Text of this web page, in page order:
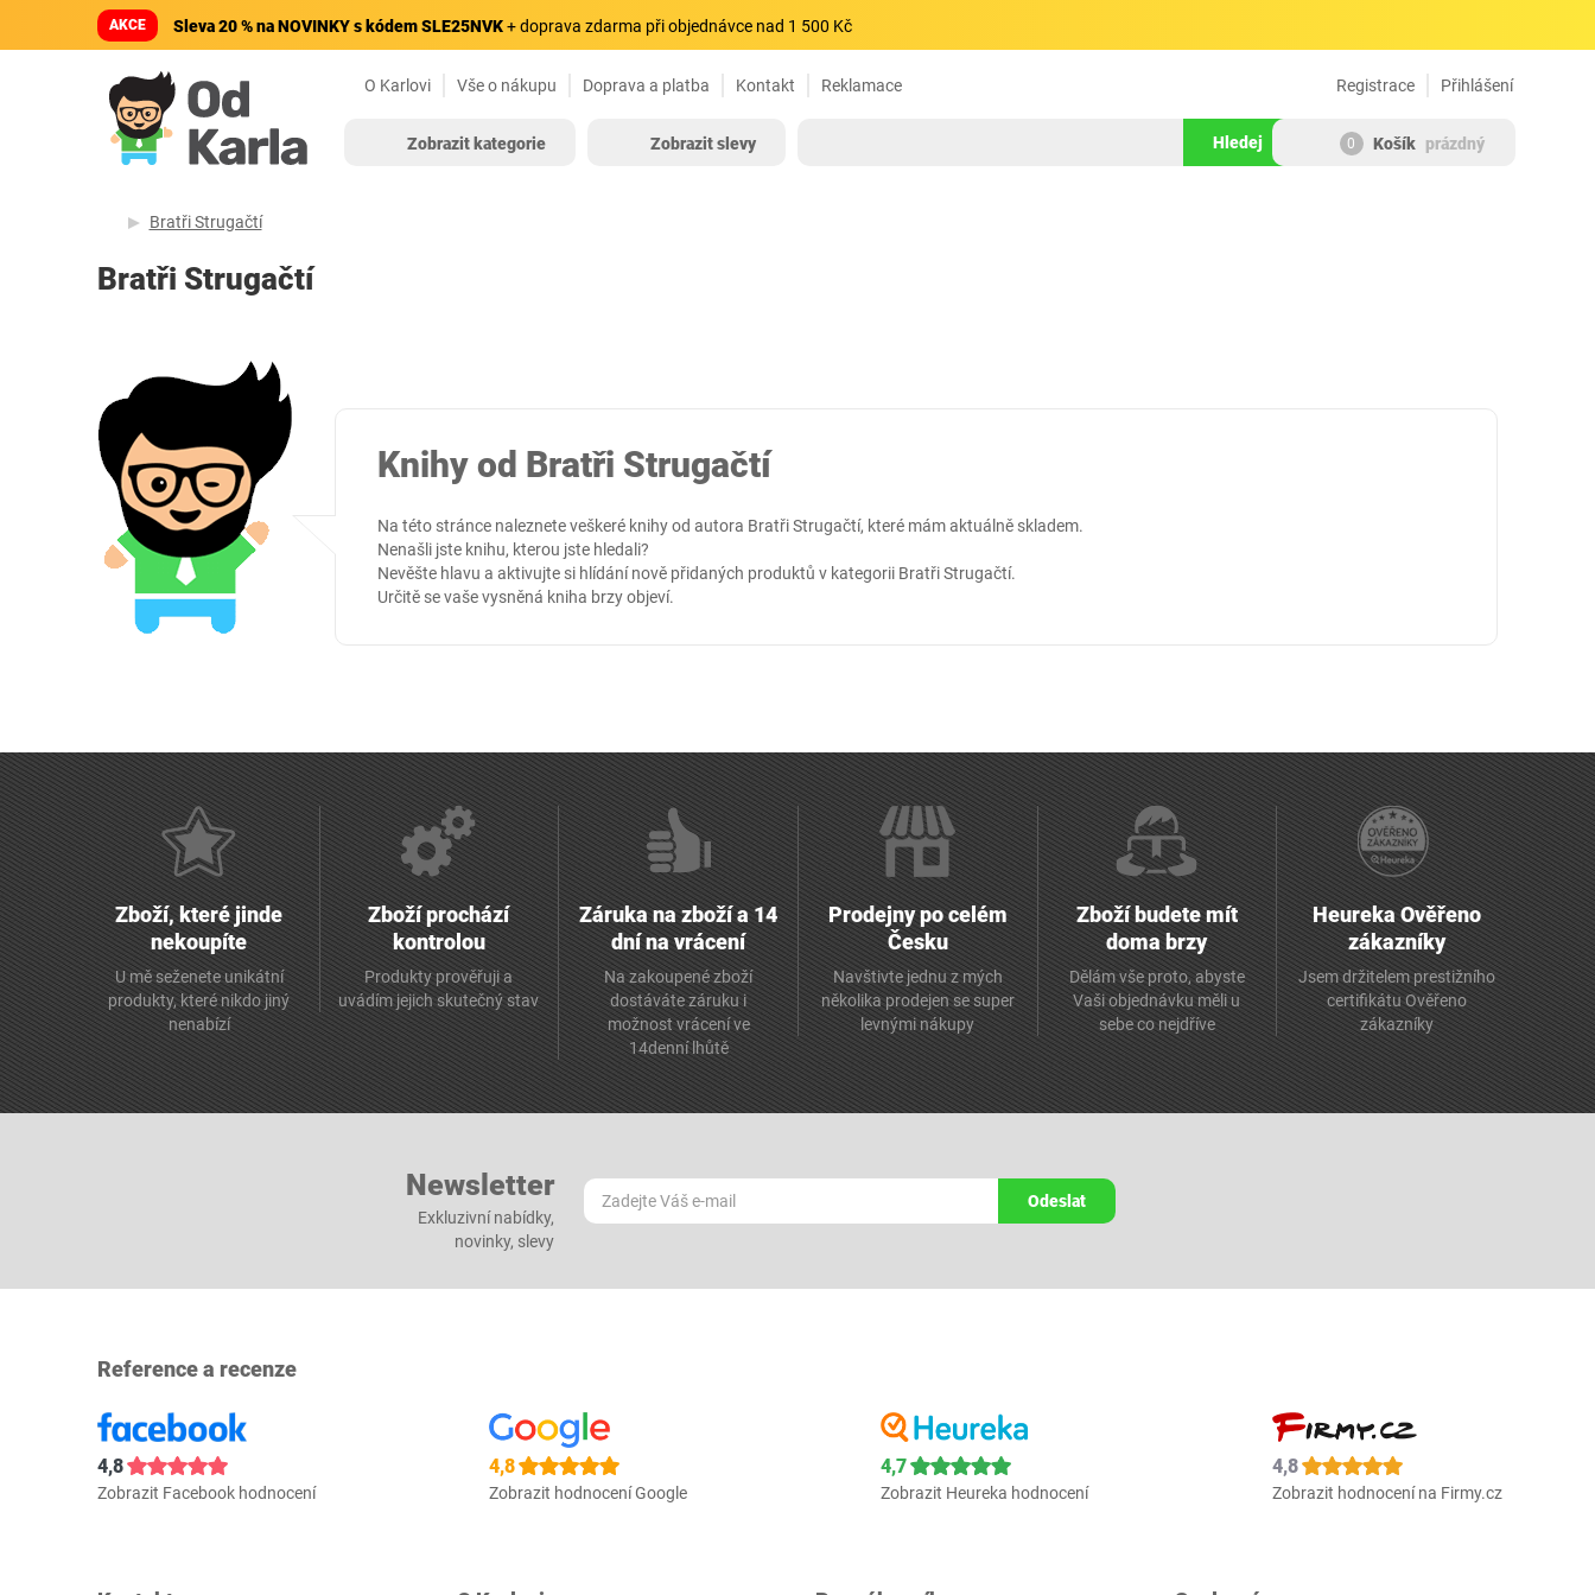
AKCE Sleva 20 % na NOVINKY s kódem SLE25NVK+ doprava zdarma při objednávce nad 1 500 Kč
O Karlovi Vše o nákupu Doprava a platba Kontakt Reklamace Přihlášení
Registrace
Zobrazit kategorie Zobrazit slevy Hledej 0 Košík prázdný
Bratři Strugačtí
Bratři Strugačtí
Knihy od Bratři Strugačtí
Na této stránce naleznete veškeré knihy od autora Bratři Strugačtí, které mám aktuálně skladem.
Nenašli jste knihu, kterou jste hledali?
Nevěšte hlavu a aktivujte si hlídání nově přidaných produktů v kategorii Bratři Strugačtí.
Určitě se vaše vysněná kniha brzy objeví.
Zboží, které jinde
nekoupíte
U mě seženete unikátní
produkty, které nikdo jiný
nenabízí
Zboží prochází
kontrolou
Produkty prověřuji a
uvádím jejich skutečný stav
Záruka na zboží a 14
dní na vrácení
Na zakoupené zboží
dostáváte záruku i
možnost vrácení ve
14denní lhůtě
Prodejny po celém
Česku
Navštivte jednu z mých
několika prodejen se super
levnými nákupy
Zboží budete mít
doma brzy
Dělám vše proto, abyste
Vaši objednávku měli u
sebe co nejdříve
Heureka Ověřeno
zákazníky
Jsem držitelem prestižního
certifikátu Ověřeno
zákazníky
Newsletter
Exkluzivní nabídky,
novinky, slevy
Odeslat
Reference a recenze
4,8
Zobrazit Facebook hodnocení
4,8
Zobrazit hodnocení Google
4,7
Zobrazit Heureka hodnocení
4,8
Zobrazit hodnocení na Firmy.cz